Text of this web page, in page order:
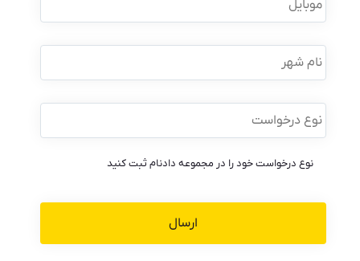
نام
شهر
نوع
درخواست *
نوع درخواست خود را در مجموعه دادنام ثبت کنید